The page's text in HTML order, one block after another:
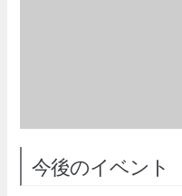
今後のイベント